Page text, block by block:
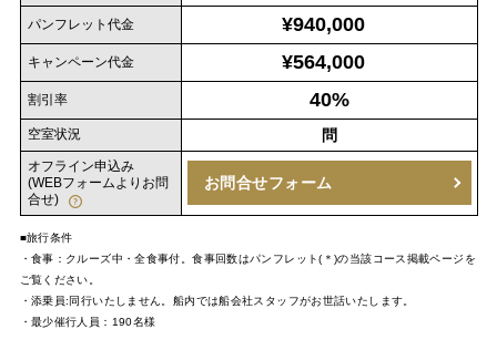
パンフレット代金 ¥940,000
キャンペーン代金 ¥564,000
割引率 40%
空室状況 問
オフライン申込み
(WEBフォームよりお問
合せ)
お問合せフォーム
■旅行条件
・食事：クルーズ中・全食事付。食事回数はパンフレット(＊)の当該コース掲載ページを
ご覧ください。
・添乗員:同行いたしません。船内では船会社スタッフがお世話いたします。
・最少催行人員：190名様